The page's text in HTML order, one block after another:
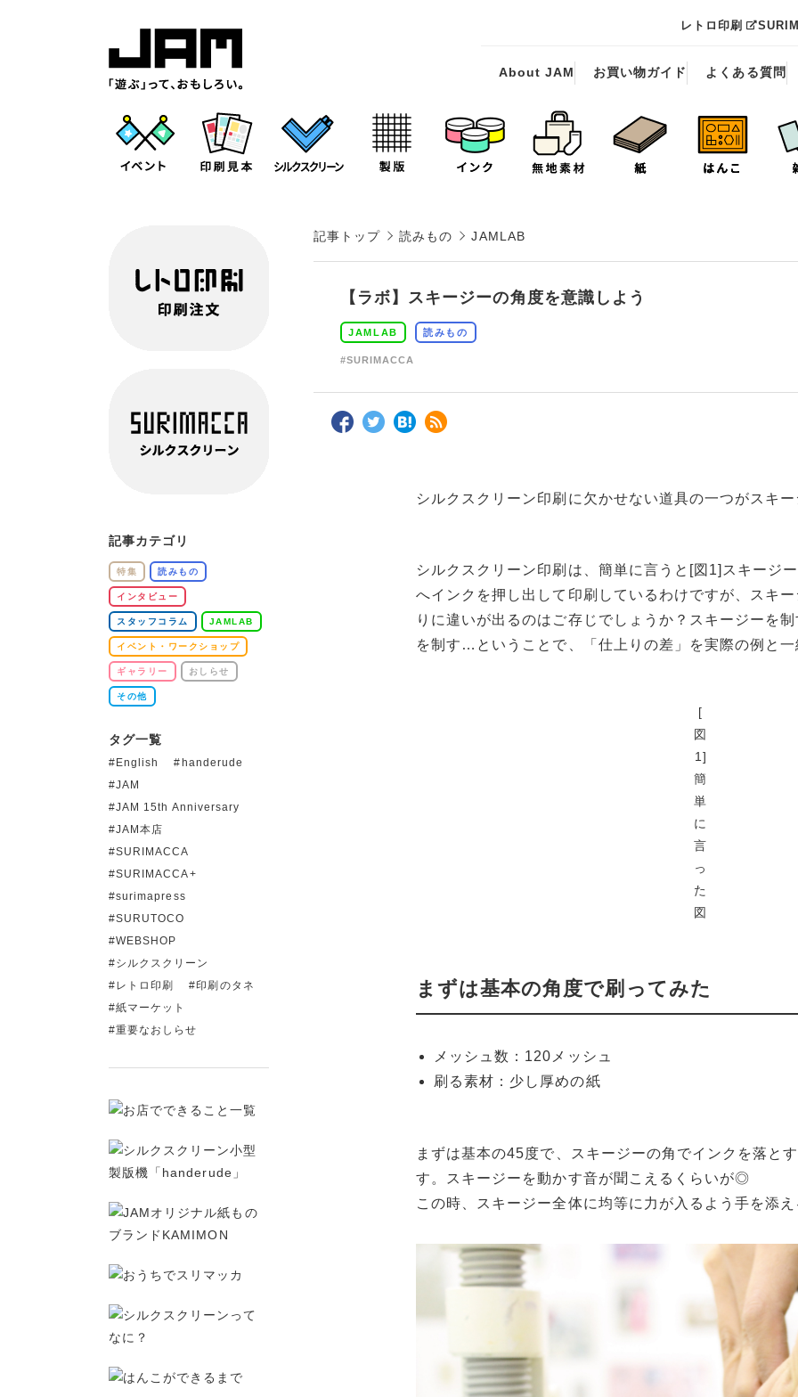
レトロ印刷
About JAM お買い物ガイド よくある質問
記事トップ 読みもの JAMLAB
【ラボ】スキージーの角度を意識しよう
JAMLAB 読みもの
#SURIMACCA
シルクスクリーン印刷に欠かせない道具の一つがスキー
シルクスクリーン印刷は、簡単に言うと[図1]スキージ
へインクを押し出して印刷しているわけですが、スキ
りに違いが出るのはご存じでしょうか？スキージーを
を制す…ということで、「仕上りの差」を実際の例と一
[
図
1]
簡
単
に
言
っ
た
図
まずは基本の角度で刷ってみた
メッシュ数：120メッシュ
刷る素材：少し厚めの紙
まずは基本の45度で、スキージーの角でインクを落と
す。スキージーを動かす音が聞こえるくらいが◎
この時、スキージー全体に均等に力が入るよう手を添え
記事カテゴリ
特集 読みもの
インタビュー
スタッフコラム JAMLAB
イベント・ワークショップ
ギャラリー おしらせ
その他
タグ一覧
English
handerude
JAM
JAM 15th Anniversary
JAM本店
SURIMACCA
SURIMACCA+
surimapress
SURUTOCO
WEBSHOP
シルクスクリーン
レトロ印刷
印刷のタネ
紙マーケット
重要なおしらせ